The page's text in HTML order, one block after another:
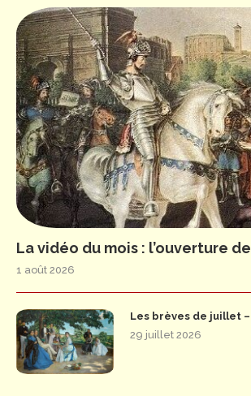
La vidéo du mois : l’ouverture de
1 août 2026
Les brèves de juillet –
29 juillet 2026